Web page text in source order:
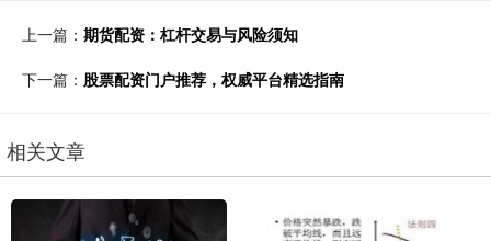
上一篇： 期货配资：杠杆交易与风险须知
下一篇： 股票配资门户推荐，权威平台精选指南
相关文章